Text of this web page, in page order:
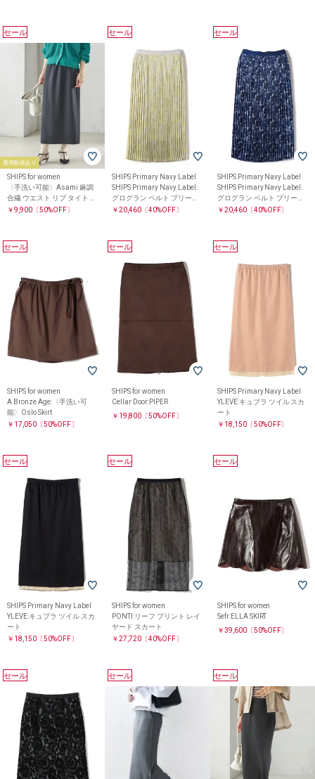
セール
着用動画あり
SHIPS for women
〈手洗い可能〉Asami 麻調
合繊 ウエスト リブ タイト ス
カート
￥9,900〔50%OFF〕
セール
SHIPS Primary Navy Label
SHIPS Primary Navy Label:
グログラン ベルト プリーツ
スカート
￥20,460 〔40%OFF〕
セール
SHIPS Primary Navy Label
SHIPS Primary Navy Label:
グログラン ベルト プリーツ
スカート
￥20,460〔40%OFF〕
セール
SHIPS for women
A Bronze Age:〈手洗い可
能〉Oslo Skirt
￥17,050〔50%OFF〕
セール
SHIPS for women
Cellar Door:PIPER
￥19,800 〔50%OFF〕
セール
SHIPS Primary Navy Label
YLEVE:キュプラ ツイル スカ
ート
￥18,150〔50%OFF〕
セール
SHIPS Primary Navy Label
YLEVE:キュプラ ツイル スカ
ート
￥18,150〔50%OFF〕
セール
SHIPS for women
PONTI:リーフ プリント レイ
ヤード スカート
￥27,720 〔40%OFF〕
セール
SHIPS for women
Sefr:ELLA SKIRT
￥39,600〔50%OFF〕
セール セール セール